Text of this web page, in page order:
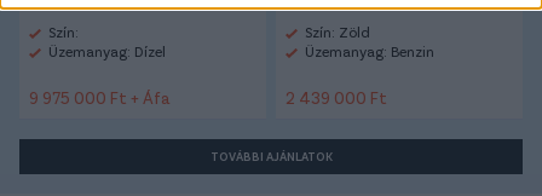
Szín:
Üzemanyag: Dízel
9 975 000 Ft + Áfa
Szín: Zöld
Üzemanyag: Benzin
2 439 000 Ft
TOVÁBBI AJÁNLATOK